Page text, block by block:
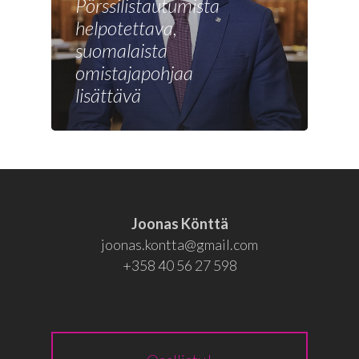
Pörssilistautumista
helpotettava,
suomalaista
omistajapohjaa
lisättävä
Joonas Könttä
joonas.kontta@gmail.com
+358 40 56 27 598
Vaalit
Blogi
Osallistu
EN
RU